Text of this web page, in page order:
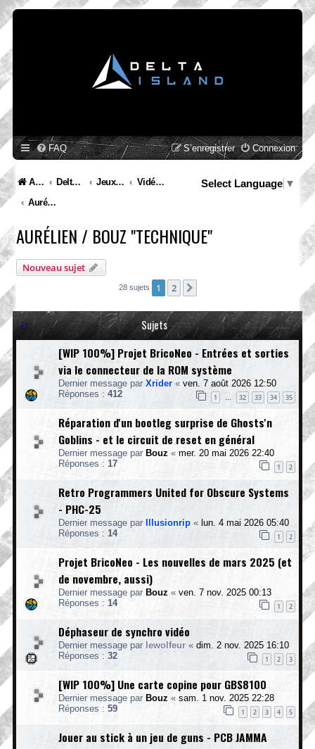
FAQ Connexion
S’enregistrer
Accueil Delta Island Jeux Video
Vidéo Channels
Aurélien / Bouz "Technique"
Select Language ▼
AURÉLIEN / BOUZ "TECHNIQUE"
Nouveau sujet
28 sujets 1 2
Sujets
[WIP 100%] Projet BricoNeo - Entrées et sorties
via le connecteur de la ROM système
Dernier message par Xrider « ven. 7 août 2026 12:50
Réponses : 412 1 … 32 33 34 35
Réparation d'un bootleg surprise de Ghosts'n
Goblins - et le circuit de reset en général
Dernier message par Bouz « mer. 20 mai 2026 22:40
Réponses : 17 1 2
Retro Programmers United for Obscure Systems
- PHC-25
Dernier message par Illusionrip « lun. 4 mai 2026 05:40
Réponses : 14 1 2
Projet BricoNeo - Les nouvelles de mars 2025 (et
de novembre, aussi)
Dernier message par Bouz « ven. 7 nov. 2025 00:13
Réponses : 14 1 2
Déphaseur de synchro vidéo
Dernier message par lewolfeur « dim. 2 nov. 2025 16:10
Réponses : 32 1 2 3
[WIP 100%] Une carte copine pour GBS8100
Dernier message par Bouz « sam. 1 nov. 2025 22:28
Réponses : 59 1 2 3 4 5
Jouer au stick à un jeu de guns - PCB JAMMA